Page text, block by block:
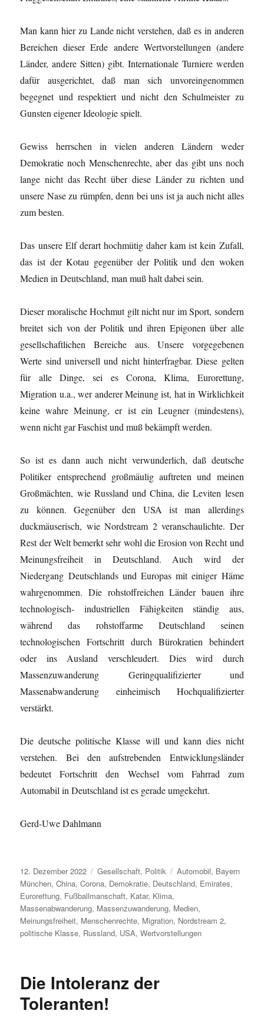
Man kann hier zu Lande nicht verstehen, daß es in anderen
Bereichen dieser Erde andere Wertvorstellungen (andere
Länder, andere Sitten) gibt. Internationale Turniere werden
dafür ausgerichtet, daß man sich unvoreingenommen
begegnet und respektiert und nicht den Schulmeister zu
Gunsten eigener Ideologie spielt.
Gewiss herrschen in vielen anderen Ländern weder
Demokratie noch Menschenrechte, aber das gibt uns noch
lange nicht das Recht über diese Länder zu richten und
unsere Nase zu rümpfen, denn bei uns ist ja auch nicht alles
zum besten.
Das unsere Elf derart hochmütig daher kam ist kein Zufall,
das ist der Kotau gegenüber der Politik und den woken
Medien in Deutschland, man muß halt dabei sein.
Dieser moralische Hochmut gilt nicht nur im Sport, sondern
breitet sich von der Politik und ihren Epigonen über alle
gesellschaftlichen Bereiche aus. Unsere vorgegebenen
Werte sind universell und nicht hinterfragbar. Diese gelten
für alle Dinge, sei es Corona, Klima, Eurorettung,
Migration u.a., wer anderer Meinung ist, hat in Wirklichkeit
keine wahre Meinung, er ist ein Leugner (mindestens),
wenn nicht gar Faschist und muß bekämpft werden.
So ist es dann auch nicht verwunderlich, daß deutsche
Politiker entsprechend großmäulig auftreten und meinen
Großmächten, wie Russland und China, die Leviten lesen
zu können. Gegenüber den USA ist man allerdings
duckmäuserisch, wie Nordstream 2 veranschaulichte. Der
Rest der Welt bemerkt sehr wohl die Erosion von Recht und
Meinungsfreiheit in Deutschland. Auch wird der
Niedergang Deutschlands und Europas mit einiger Häme
wahrgenommen. Die rohstoffreichen Länder bauen ihre
technologisch- industriellen Fähigkeiten ständig aus,
während das rohstoffarme Deutschland seinen
technologischen Fortschritt durch Bürokratien behindert
oder ins Ausland verschleudert. Dies wird durch
Massenzuwanderung Geringqualifizierter und
Massenabwanderung einheimisch Hochqualifizierter
verstärkt.
Die deutsche politische Klasse will und kann dies nicht
verstehen. Bei den aufstrebenden Entwicklungsländer
bedeutet Fortschritt den Wechsel vom Fahrrad zum
Automabil in Deutschland ist es gerade umgekehrt.
Gerd-Uwe Dahlmann
Veröffentlicht
am
12. Dezember 2022 Kategorien
Gesellschaft, Politik Schlagwörter
Automobil, Bayern
München,China,Corona, Demokratie, Deutschland, Emirates,
Eurorettung, Fußballmanschaft, Katar, Klima,
Massenabwanderung, Massenzuwanderung, Medien,
Meinungsfreiheit, Menschenrechte, Migration, Nordstream 2,
politische Klasse, Russland, USA,Wertvorstellungen
Die Intoleranz der
Toleranten!